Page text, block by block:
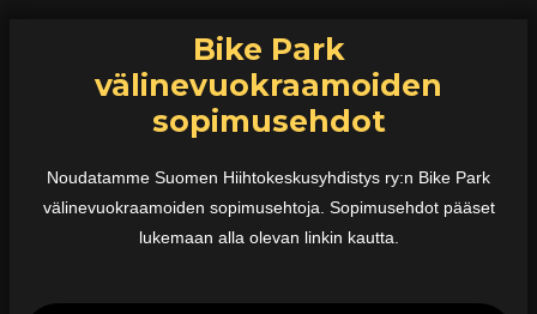
Bike Park
välinevuokraamoiden
sopimusehdot
Noudatamme Suomen Hiihtokeskusyhdistys ry:n Bike Park
välinevuokraamoiden sopimusehtoja. Sopimusehdot pääset
lukemaan alla olevan linkin kautta.